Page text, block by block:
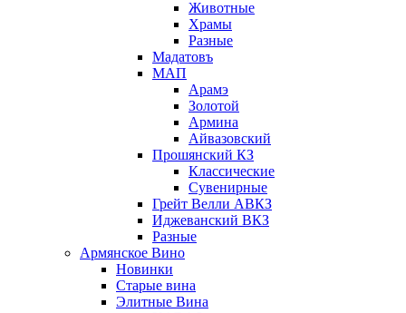
Животные
Храмы
Разные
Мадатовъ
МАП
Арамэ
Золотой
Армина
Айвазовский
Прошянский КЗ
Классические
Сувенирные
Грейт Велли АВКЗ
Иджеванский ВКЗ
Разные
Армянское Вино
Новинки
Старые вина
Элитные Вина